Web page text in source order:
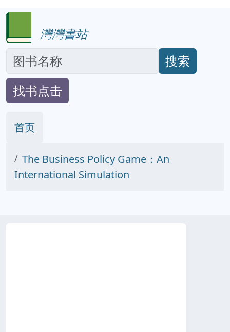
灣灣書站
搜索
找书点击
首页
The Business Policy Game：An
International Simulation